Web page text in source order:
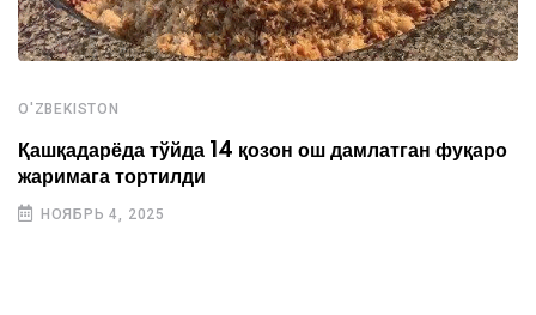
O'ZBEKISTON
Қашқадарёда тўйда 14 қозон ош дамлатган фуқаро
жаримага тортилди
НОЯБРЬ 4, 2025